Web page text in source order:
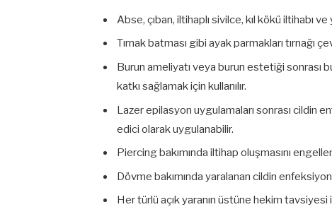
Abse, çıban, iltihaplı sivilce, kıl kökü iltihabı
Tırnak batması gibi ayak parmakları tırnağı
Burun ameliyatı veya burun estetiği sonrası
katkı sağlamak için kullanılır.
Lazer epilasyon uygulamaları sonrası cildin
edici olarak uygulanabilir.
Piercing bakımında iltihap oluşmasını
Dövme bakımında yaralanan cildin
Her türlü açık yaranın üstüne hekim tavsiyesi